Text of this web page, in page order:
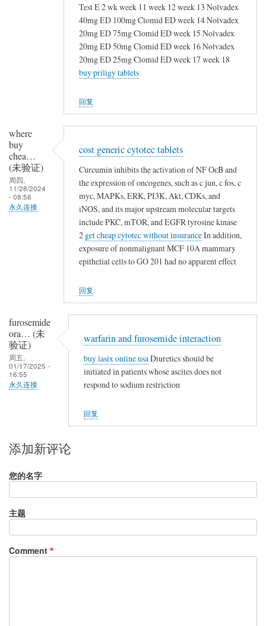
Test E 2 wk week 11 week 12 week 13 Nolvadex
40mg ED 100mg Clomid ED week 14 Nolvadex
20mg ED 75mg Clomid ED week 15 Nolvadex
20mg ED 50mg Clomid ED week 16 Nolvadex
20mg ED 25mg Clomid ED week 17 week 18
buy priligy tablets
回复
where
buy
chea…
(未验证)
周四,
11/28/2024
- 08:56
永久连接
cost generic cytotec tablets
Curcumin inhibits the activation of NF ОєB and
the expression of oncogenes, such as c jun, c fos, c
myc, MAPKs, ERK, PI3K, Akt, CDKs, and
iNOS, and its major upstream molecular targets
include PKC, mTOR, and EGFR tyrosine kinase
2 get cheap cytotec without insuranceIn addition,
exposure of nonmalignant MCF 10A mammary
epithelial cells to GO 201 had no apparent effect
回复
furosemide
ora… (未
验证)
周五,
01/17/2025 -
16:55
永久连接
warfarin and furosemide interaction
buy lasix online usaDiuretics should be
initiated in patients whose ascites does not
respond to sodium restriction
回复
添加新评论
您的名字
主题
Comment